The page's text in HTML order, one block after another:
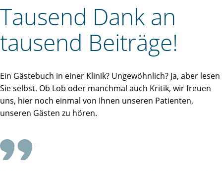
Tausend Dank an
tausend Beiträge!
Ein Gästebuch in einer Klinik? Ungewöhnlich? Ja, aber lesen
Sie selbst. Ob Lob oder manchmal auch Kritik, wir freuen
uns, hier noch einmal von Ihnen unseren Patienten,
unseren Gästen zu hören.